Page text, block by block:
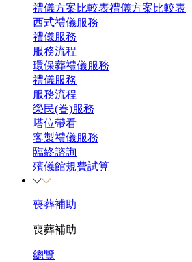
禮儀方案比較表禮儀方案比較表
西式禮儀服務
禮儀服務
服務流程
環保葬禮儀服務
禮儀服務
服務流程
榮民(眷)服務
塔位帶看
客製禮儀服務
臨終諮詢
殯儀館規費試算
喪葬補助
喪葬補助
總覽